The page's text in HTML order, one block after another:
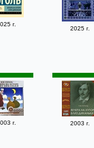
г.
2025 г.
г. 2003 г.